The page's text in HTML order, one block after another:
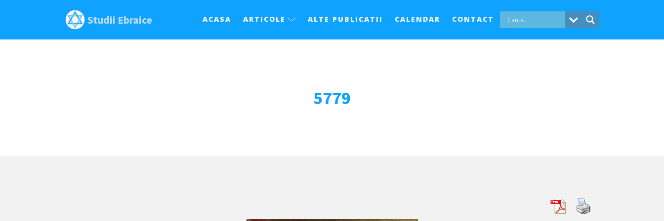
Studii Ebraice ACASA ARTICOLE ALTE PUBLICATII CALENDAR CONTACT
5779